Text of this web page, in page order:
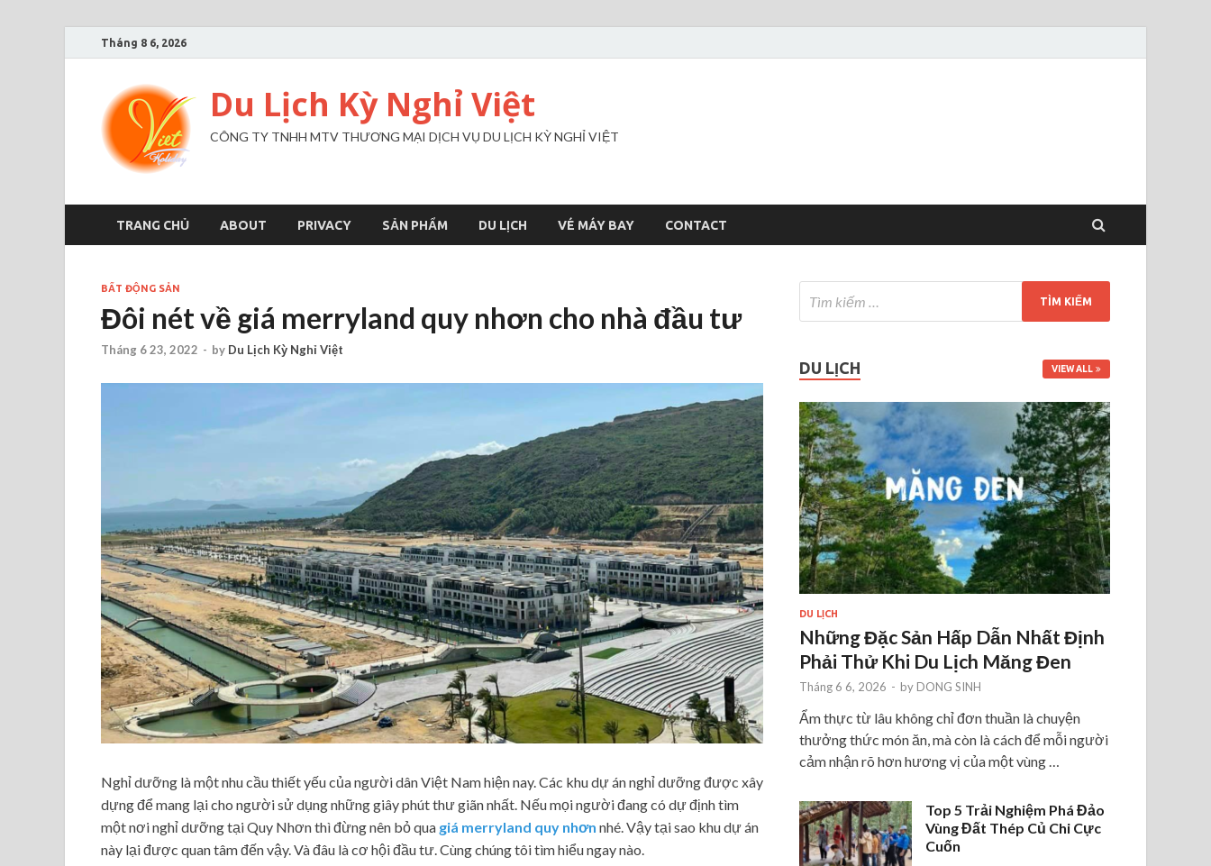
Tháng 8 6, 2026
Du Lịch Kỳ Nghỉ Việt
CÔNG TY TNHH MTV THƯƠNG MẠI DỊCH VỤ DU LỊCH KỲ NGHỈ VIỆT
TRANG CHỦ ABOUT PRIVACY SẢN PHẨM DU LỊCH VÉ MÁY BAY CONTACT
BẤT ĐỘNG SẢN
Đôi nét về giá merryland quy nhơn cho nhà đầu tư
Tháng 6 23, 2022 - by Du Lịch Kỳ Nghỉ Việt
Nghỉ dưỡng là một nhu cầu thiết yếu của người dân Việt Nam hiện nay. Các khu dự án nghỉ dưỡng được xây
dựng để mang lại cho người sử dụng những giây phút thư giãn nhất. Nếu mọi người đang có dự định tìm
một nơi nghỉ dưỡng tại Quy Nhơn thì đừng nên bỏ qua giá merryland quy nhơn nhé. Vậy tại sao khu dự án
này lại được quan tâm đến vậy. Và đâu là cơ hội đầu tư. Cùng chúng tôi tìm hiểu ngay nào.
DU LỊCH VIEW ALL
DU LỊCH
Những Đặc Sản Hấp Dẫn Nhất Định
Phải Thử Khi Du Lịch Măng Đen
Tháng 6 6, 2026 - by DONG SINH
Ẩm thực từ lâu không chỉ đơn thuần là chuyện
thưởng thức món ăn, mà còn là cách để mỗi người
cảm nhận rõ hơn hương vị của một vùng …
Top 5 Trải Nghiệm Phá Đảo
Vùng Đất Thép Củ Chi Cực
Cuốn